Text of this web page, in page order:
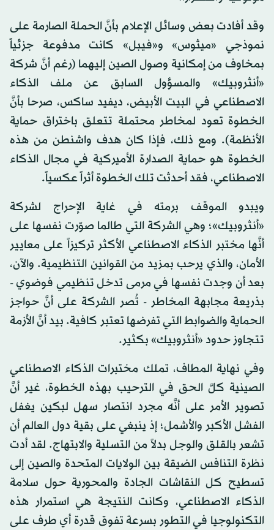
وقد أفادت بعض وسائل الإعلام بأنَّ الحملة الصارمة على
نموذجي «ميثوس» و«فيبل» كانت مدفوعة جزئياً
بمخاوف من إمكانية وصول الصين إليهما (رغم أنَّ شركة
«أنثروبيك» والمسؤول السابق عن ملف الذكاء
الاصطناعي في البيت الأبيض، ديفيد ساكس، صرحا بأنَّ
الخطوة تعود لمخاطر محتملة تتعلق باختراق حماية
الأنظمة). ومع ذلك، فإذا كان هدف واشنطن من هذه
الخطوة هو حماية الصدارة الأميركية في مجال الذكاء
الاصطناعي، فقد أحدثت تلك الخطوة أثراً عكسياً.
ويبدو الموقف برمته في غاية الإحراج لشركة
«أنثروبيك»؛ وهي الشركة التي طالما صوّرت نفسها على
أنَّها مختبر الذكاء الاصطناعي الأكثر تركيزاً على معايير
الأمان، والذي يرحب بمزيد من القوانين التنظيمية. والآن،
بعد أن وجدت نفسها في مرمى تدخل تنظيمي فوضوي -
بذريعة مجابهة المخاطر - تُصر الشركة على أنَّ حواجز
الحماية والضوابط التي تفرضها تعتبر كافية. بيد أنَّ الأزمة
تتجاوز حدود «أنثروبيك» بكثير.
وفي نهاية المطاف، تملك مختبرات الذكاء الاصطناعي
الصينية كلَّ الحق في الترحيب بهذه الخطوة، غير أنَّ
تصوير الأمر على أنَّه مجرد انتصار سهل لبكين يغفل
الفشل الأكبر والأشمل؛ إذ ينبغي على بقية دول العالم أن
تشعر بالقلق والوجل بدلاً من التسلية والابتهاج. لقد أدت
نظرة التنافس الضيقة بين الولايات المتحدة والصين إلى
تسطيح كل النقاشات الجادة والمحورية حول سلامة
الذكاء الاصطناعي، وكانت النتيجة هي استمرار هذه
التكنولوجيا في التطور بسرعة تفوق قدرة أي طرف على